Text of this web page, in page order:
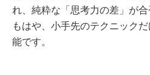
れ、純粋な「思考力の差」が合
もはや、小手先のテクニック
能です。